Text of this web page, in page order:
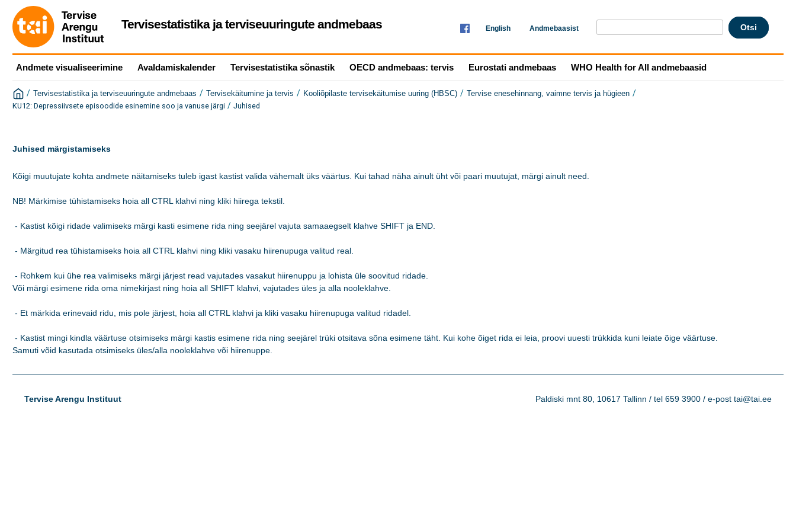
Tervisestatistika ja terviseuuringute andmebaas English Andmebaasist
Andmete visualiseerimine Avaldamiskalender Tervisestatistika sõnastik OECD andmebaas: tervis Eurostati andmebaas WHO Health for All andmebaasid
/ Tervisestatistika ja terviseuuringute andmebaas / Tervisekäitumine ja tervis / Kooliõpilaste tervisekäitumise uuring (HBSC) / Tervise enesehinnang, vaimne tervis ja hügieen /
KU12: Depressiivsete episoodide esinemine soo ja vanuse järgi / Juhised
Juhised märgistamiseks
Kõigi muutujate kohta andmete näitamiseks tuleb igast kastist valida vähemalt üks väärtus. Kui tahad näha ainult üht või paari muutujat, märgi ainult need.
NB! Märkimise tühistamiseks hoia all CTRL klahvi ning kliki hiirega tekstil.
- Kastist kõigi ridade valimiseks märgi kasti esimene rida ning seejärel vajuta samaaegselt klahve SHIFT ja END.
- Märgitud rea tühistamiseks hoia all CTRL klahvi ning kliki vasaku hiirenupuga valitud real.
- Rohkem kui ühe rea valimiseks märgi järjest read vajutades vasakut hiirenuppu ja lohista üle soovitud ridade.
Või märgi esimene rida oma nimekirjast ning hoia all SHIFT klahvi, vajutades üles ja alla nooleklahve.
- Et märkida erinevaid ridu, mis pole järjest, hoia all CTRL klahvi ja kliki vasaku hiirenupuga valitud ridadel.
- Kastist mingi kindla väärtuse otsimiseks märgi kastis esimene rida ning seejärel trüki otsitava sõna esimene täht. Kui kohe õiget rida ei leia, proovi uuesti trükkida kuni leiate õige väärtuse.
Samuti võid kasutada otsimiseks üles/alla nooleklahve või hiirenuppe.
Tervise Arengu Instituut Paldiski mnt 80, 10617 Tallinn / tel 659 3900 / e-post tai@tai.ee